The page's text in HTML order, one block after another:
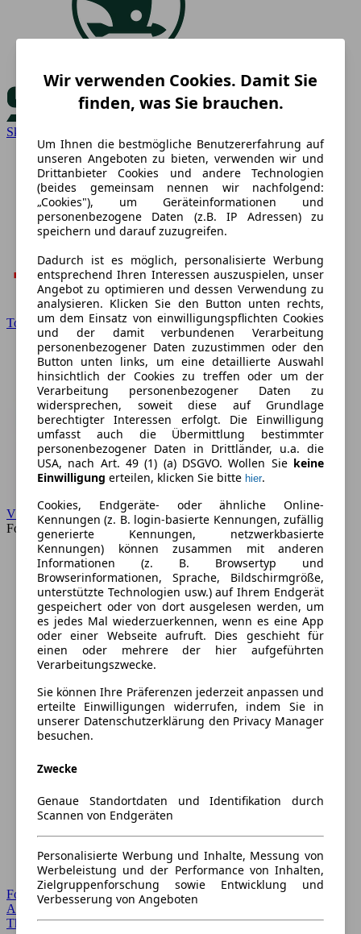
Skoda
Toyota
VW
Forum
Forum Startseite
Alle Auto-Foren
Themen-Forum
Wir verwenden Cookies. Damit Sie
finden, was Sie brauchen.
Um Ihnen die bestmögliche Benutzererfahrung auf
unseren Angeboten zu bieten, verwenden wir und
Drittanbieter Cookies und andere Technologien
(beides gemeinsam nennen wir nachfolgend:
„Cookies"), um Geräteinformationen und
personenbezogene Daten (z.B. IP Adressen) zu
speichern und darauf zuzugreifen.
Dadurch ist es möglich, personalisierte Werbung
entsprechend Ihren Interessen auszuspielen, unser
Angebot zu optimieren und dessen Verwendung zu
analysieren. Klicken Sie den Button unten rechts,
um dem Einsatz von einwilligungspflichten Cookies
und der damit verbundenen Verarbeitung
personenbezogener Daten zuzustimmen oder den
Button unten links, um eine detaillierte Auswahl
hinsichtlich der Cookies zu treffen oder um der
Verarbeitung personenbezogener Daten zu
widersprechen, soweit diese auf Grundlage
berechtigter Interessen erfolgt. Die Einwilligung
umfasst auch die Übermittlung bestimmter
personenbezogener Daten in Drittländer, u.a. die
USA, nach Art. 49 (1) (a) DSGVO. Wollen Sie keine
Einwilligung erteilen, klicken Sie bitte hier.
Cookies, Endgeräte- oder ähnliche Online-
Kennungen (z. B. login-basierte Kennungen, zufällig
generierte Kennungen, netzwerkbasierte
Kennungen) können zusammen mit anderen
Informationen (z. B. Browsertyp und
Browserinformationen, Sprache, Bildschirmgröße,
unterstützte Technologien usw.) auf Ihrem Endgerät
gespeichert oder von dort ausgelesen werden, um
es jedes Mal wiederzuerkennen, wenn es eine App
oder einer Webseite aufruft. Dies geschieht für
einen oder mehrere der hier aufgeführten
Verarbeitungszwecke.
Sie können Ihre Präferenzen jederzeit anpassen und
erteilte Einwilligungen widerrufen, indem Sie in
unserer Datenschutzerklärung den Privacy Manager
besuchen.
Zwecke
Genaue Standortdaten und Identifikation durch
Scannen von Endgeräten
Personalisierte Werbung und Inhalte, Messung von
Werbeleistung und der Performance von Inhalten,
Zielgruppenforschung sowie Entwicklung und
Verbesserung von Angeboten